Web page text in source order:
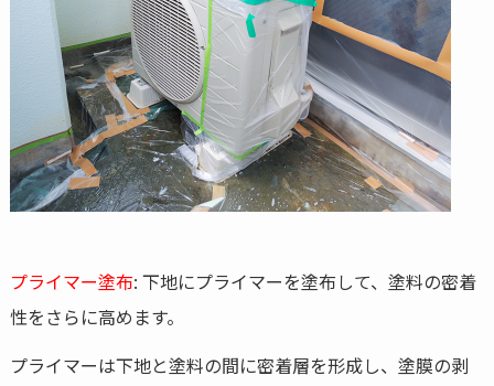
プライマー塗布: 下地にプライマーを塗布して、塗料の密着
性をさらに高めます。
プライマーは下地と塗料の間に密着層を形成し、塗膜の剥